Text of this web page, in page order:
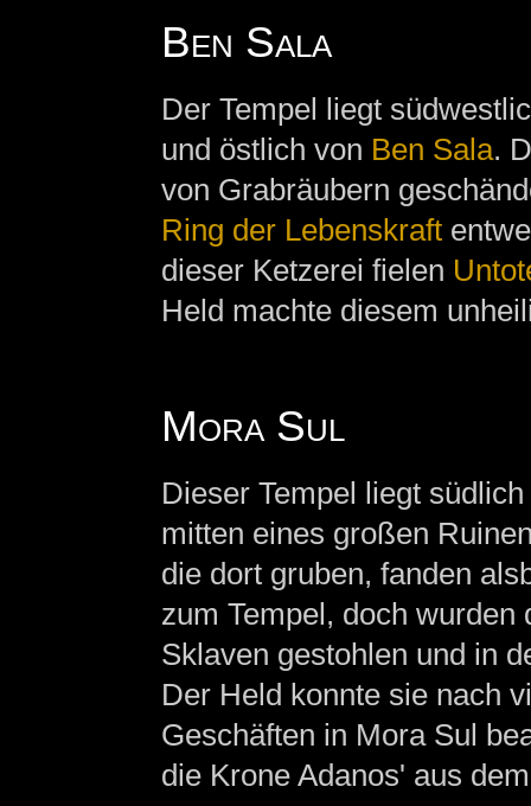
Ben Sala
Der Tempel liegt
und östlich von Ben Sala.
von Grabräubern
Ring der Lebenskraft
dieser Ketzerei fielen
Held machte diesem
Mora Sul
Dieser Tempel liegt
mitten eines großen
die dort gruben, fanden
zum Tempel, doch wurden
Sklaven gestohlen und in
Der Held konnte sie nach
Geschäften in Mora Sul
die Krone Adanos' aus